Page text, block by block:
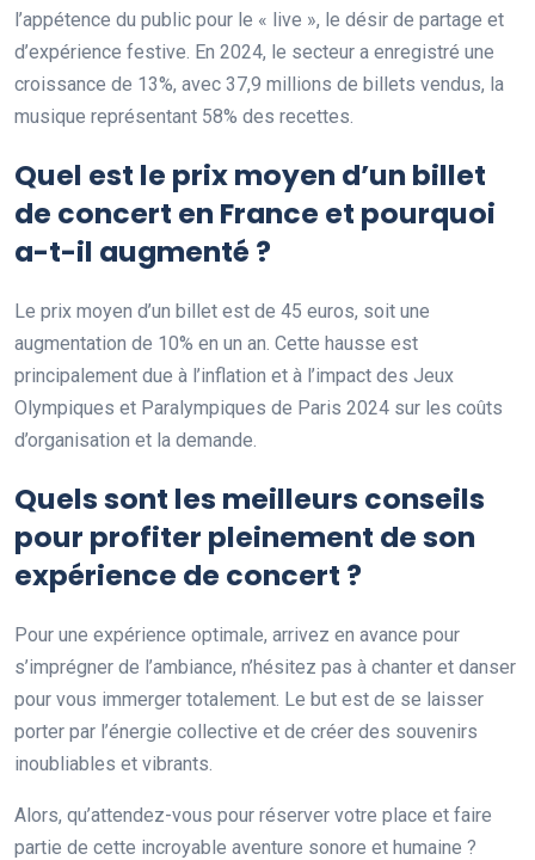
l’appétence du public pour le « live », le désir de partage et
d’expérience festive. En 2024, le secteur a enregistré une
croissance de 13%, avec 37,9 millions de billets vendus, la
musique représentant 58% des recettes.
Quel est le prix moyen d’un billet
de concert en France et pourquoi
a-t-il augmenté ?
Le prix moyen d’un billet est de 45 euros, soit une
augmentation de 10% en un an. Cette hausse est
principalement due à l’inflation et à l’impact des Jeux
Olympiques et Paralympiques de Paris 2024 sur les coûts
d’organisation et la demande.
Quels sont les meilleurs conseils
pour profiter pleinement de son
expérience de concert ?
Pour une expérience optimale, arrivez en avance pour
s’imprégner de l’ambiance, n’hésitez pas à chanter et danser
pour vous immerger totalement. Le but est de se laisser
porter par l’énergie collective et de créer des souvenirs
inoubliables et vibrants.
Alors, qu’attendez-vous pour réserver votre place et faire
partie de cette incroyable aventure sonore et humaine ?